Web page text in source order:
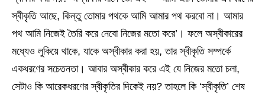
স্বীকৃতি আছে, কিন্তু তোমার পথকে আমি আমার পথ করবো না। আমার
পথ আমি নিজেই তৈরি করে নেবো নিজের মতো করে’। ফলে অস্বীকারের
মধ্যেও লুকিয়ে থাকে, যাকে অস্বীকার করা হয়, তার স্বীকৃতি সম্পর্কে
একধরণের সচেতনতা। আবার অস্বীকার করে এই যে নিজের মতো চলা,
সেটাও কি আরেকধরণের স্বীকৃতির দিকেই নয়? তাহলে কি ‘স্বীকৃতি’ শেষ